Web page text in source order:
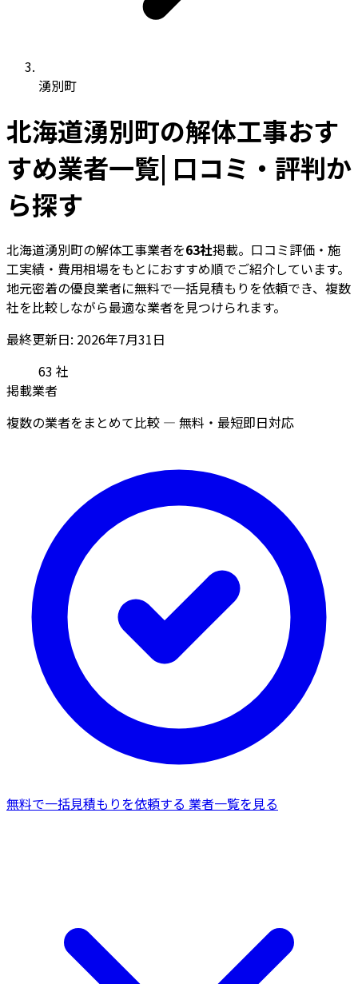
湧別町
北海道湧別町の解体工事おす
すめ業者一覧| 口コミ・評判か
ら探す
北海道湧別町の解体工事業者を63社掲載。口コミ評価・施
工実績・費用相場をもとにおすすめ順でご紹介しています。
地元密着の優良業者に無料で一括見積もりを依頼でき、複数
社を比較しながら最適な業者を見つけられます。
最終更新日: 2026年7月31日
63 社
掲載業者
複数の業者をまとめて比較 — 無料・最短即日対応
無料で一括見積もりを依頼する 業者一覧を見る